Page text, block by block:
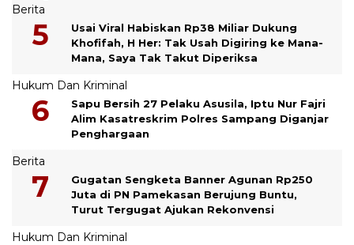
Berita
Usai Viral Habiskan Rp38 Miliar Dukung
Khofifah, H Her: Tak Usah Digiring ke Mana-
Mana, Saya Tak Takut Diperiksa
Hukum Dan Kriminal
Sapu Bersih 27 Pelaku Asusila, Iptu Nur Fajri
Alim Kasatreskrim Polres Sampang Diganjar
Penghargaan
Berita
Gugatan Sengketa Banner Agunan Rp250
Juta di PN Pamekasan Berujung Buntu,
Turut Tergugat Ajukan Rekonvensi
Hukum Dan Kriminal